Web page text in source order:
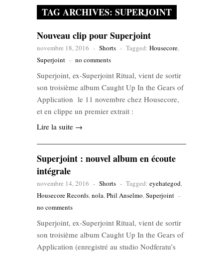
TAG ARCHIVES: SUPERJOINT
Nouveau clip pour Superjoint
novembre 18, 2016 - Shorts - Tagged: Housecore,
Superjoint - no comments
Superjoint, ex-Superjoint Ritual, vient de sortir
son troisième album Caught Up In the Gears of
Application le 11 novembre chez Housecore,
et en clippe un premier extrait :
Lire la suite →
Superjoint : nouvel album en écoute
intégrale
novembre 14, 2016 - Shorts - Tagged: eyehategod,
Housecore Records,nola,Phil Anselmo,Superjoint -
no comments
Superjoint, ex-Superjoint Ritual, vient de sortir
son troisième album Caught Up In the Gears of
Application (enregistré au studio Nodferatu’s